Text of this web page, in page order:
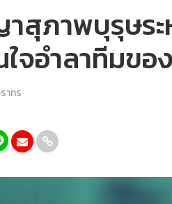
ภาพบุรุษระห
จอำลาทีมขอ
าทร